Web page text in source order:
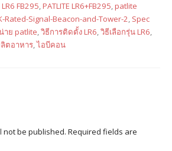
FB295,PATLITE LR6+FB295,patlite
Rated-Signal-Beacon-and-Tower-2, Spec
าย patlite,วิธีการติดตั้ง LR6,วิธีเลือกรุ่น LR6,
ตอาหาร,ไอบีคอน
not be published. Required fields are